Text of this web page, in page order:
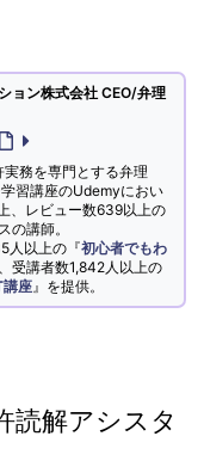
ョン株式会社 CEO/弁理
務を専門とする弁理
習講座のUdemyにおい
、レビュー数639以上の
の講師。
人以上の『初心者でもわ
受講者数1,842人以上の
座 』を提供。
読解アシスタ